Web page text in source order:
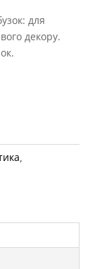
для
декору.
,